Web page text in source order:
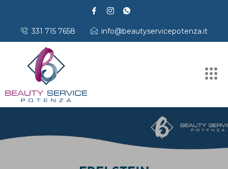
331 715 7658 info@beautyservicepotenza.it